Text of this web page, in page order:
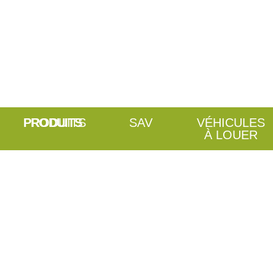
PRODUITS SAV
VÉHICULES
À LOUER